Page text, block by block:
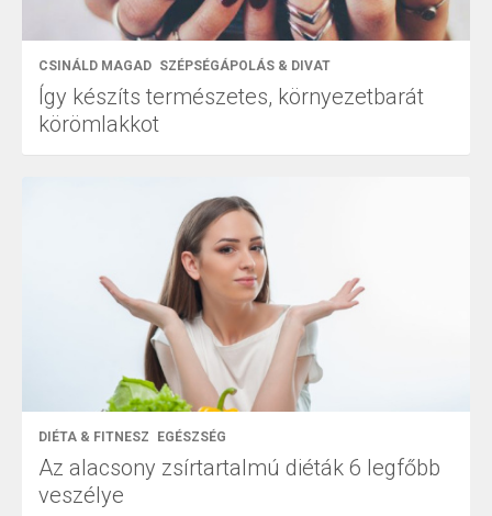
CSINÁLD MAGAD SZÉPSÉGÁPOLÁS & DIVAT
Így készíts természetes, környezetbarát
körömlakkot
DIÉTA & FITNESZ EGÉSZSÉG
Az alacsony zsírtartalmú diéták 6 legfőbb
veszélye